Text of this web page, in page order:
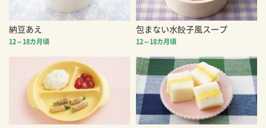
納豆あえ
12～18カ月頃
包まない水餃子風スープ
12～18カ月頃